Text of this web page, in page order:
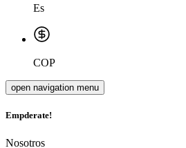
Es
COP
open navigation menu
Empderate!
Nosotros